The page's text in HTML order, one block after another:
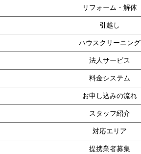
リフォーム・解体
引越し
ハウスクリーニング
法人サービス
料金システム
お申し込みの流れ
スタッフ紹介
対応エリア
提携業者募集